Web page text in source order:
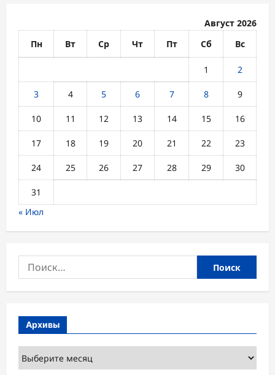
я
а
п
с
я
м
Август 2026
Пн
Вт Ср Чт Пт Сб Вс
1 2
3 4 5 6 7 8 9
10 11 12 13 14 15 16
17 18 19 20 21 22 23
24 25 26 27 28 29 30
31
« Июл
Найти:
Архивы
Архивы